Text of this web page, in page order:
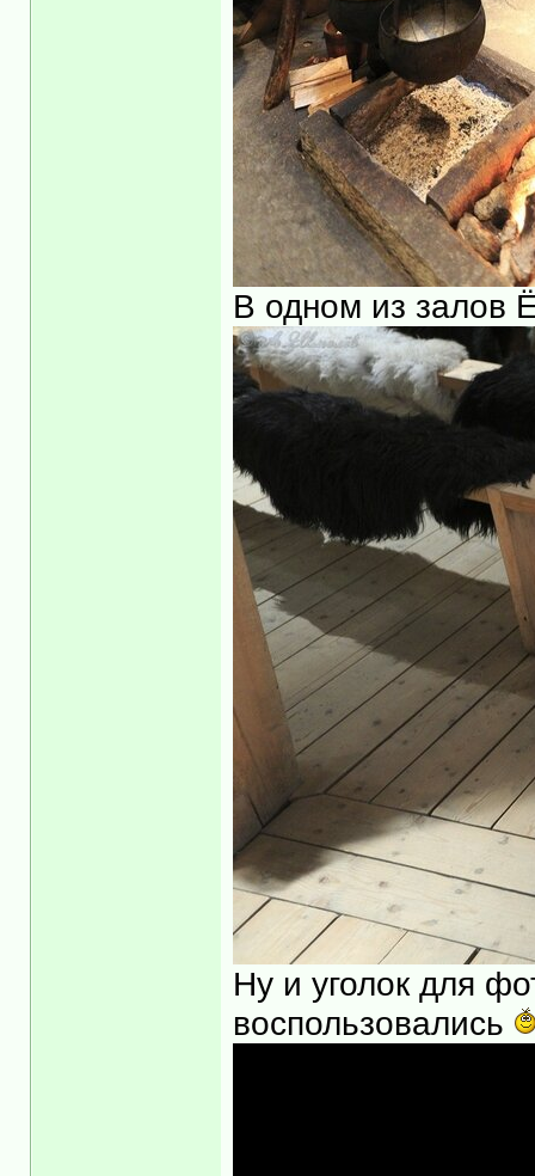
В одном из залов
Ну и уголок для
воспользовались